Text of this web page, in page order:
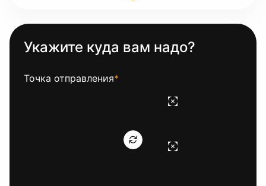
Укажите куда вам надо?
Точка отправления*